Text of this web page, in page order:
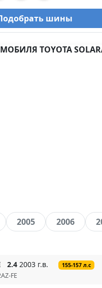
шины
TOYOTA
2005 2006
2.4 2003 г.в. 155-157 л.с
FE